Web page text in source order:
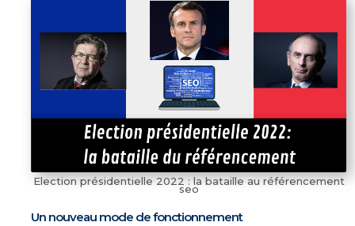
Election présidentielle 2022 : la bataille au référencement
seo
Un nouveau mode de fonctionnement